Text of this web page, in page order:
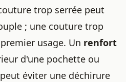
trop serrée peut
; une couture trop
usage. Un renfort
d'une pochette ou
éviter une déchirure